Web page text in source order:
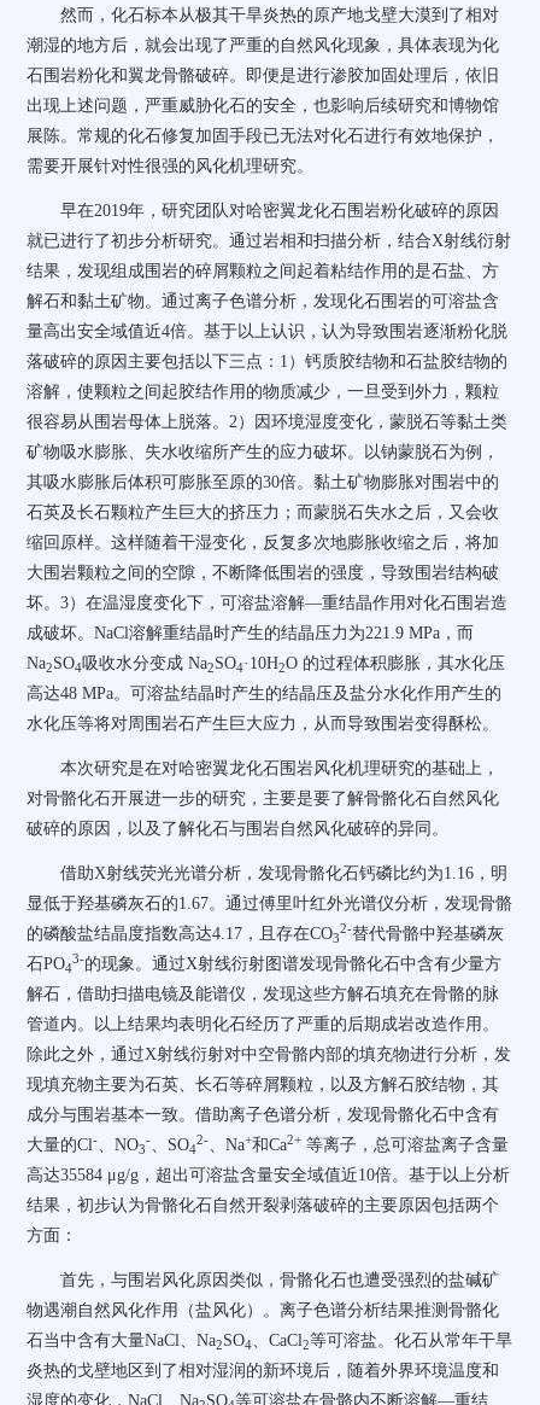
然而，化石标本从极其干旱炎热的原产地戈壁大漠到了相对
潮湿的地方后，就会出现了严重的自然风化现象，具体表现为化
石围岩粉化和翼龙骨骼破碎。即便是进行渗胶加固处理后，依旧
出现上述问题，严重威胁化石的安全，也影响后续研究和博物馆
展陈。常规的化石修复加固手段已无法对化石进行有效地保护，
需要开展针对性很强的风化机理研究。
早在2019年，研究团队对哈密翼龙化石围岩粉化破碎的原因
就已进行了初步分析研究。通过岩相和扫描分析，结合X射线衍射
结果，发现组成围岩的碎屑颗粒之间起着粘结作用的是石盐、方
解石和黏土矿物。通过离子色谱分析，发现化石围岩的可溶盐含
量高出安全域值近4倍。基于以上认识，认为导致围岩逐渐粉化脱
落破碎的原因主要包括以下三点： 1 ）钙质胶结物和石盐胶结物的
溶解，使颗粒之间起胶结作用的物质减少，一旦受到外力，颗粒
很容易从围岩母体上脱落。2）因环境湿度变化，蒙脱石等黏土类
矿物吸水膨胀、失水收缩所产生的应力破坏。以钠蒙脱石为例，
其吸水膨胀后体积可膨胀至原的30倍。黏土矿物膨胀对围岩中的
石英及长石颗粒产生巨大的挤压力；而蒙脱石失水之后，又会收
缩回原样。这样随着干湿变化，反复多次地膨胀收缩之后，将加
大围岩颗粒之间的空隙，不断降低围岩的强度，导致围岩结构破
坏。3）在温湿度变化下，可溶盐溶解—重结晶作用对化石围岩造
成破坏。NaCl溶解重结晶时产生的结晶压力为221.9 MPa ，而
Na2SO4吸收水分变成 Na2SO4·10H2O 的过程体积膨胀，其水化压
高达48 MPa。可溶盐结晶时产生的结晶压及盐分水化作用产生的
水化压等将对周围岩石产生巨大应力，从而导致围岩变得酥松。
本次研究是在对哈密翼龙化石围岩风化机理研究的基础上，
对骨骼化石开展进一步的研究，主要是要了解骨骼化石自然风化
破碎的原因，以及了解化石与围岩自然风化破碎的异同。
借助X射线荧光光谱分析，发现骨骼化石钙磷比约为1.16 ，明
显低于羟基磷灰石的1.67。通过傅里叶红外光谱仪分析，发现骨骼
的磷酸盐结晶度指数高达4.17 ，且存在CO3
2-替代骨骼中羟基磷灰
石PO4
3-的现象。通过X射线衍射图谱发现骨骼化石中含有少量方
解石，借助扫描电镜及能谱仪，发现这些方解石填充在骨骼的脉
管道内。以上结果均表明化石经历了严重的后期成岩改造作用。
除此之外，通过X射线衍射对中空骨骼内部的填充物进行分析，发
现填充物主要为石英、长石等碎屑颗粒，以及方解石胶结物，其
成分与围岩基本一致。借助离子色谱分析，发现骨骼化石中含有
大量的Cl-、NO3
-、 SO4
2-、Na+和Ca2+ 等离子，总可溶盐离子含量
高达35584 μg/g ，超出可溶盐含量安全域值近10倍。基于以上分析
结果，初步认为骨骼化石自然开裂剥落破碎的主要原因包括两个
方面：
首先，与围岩风化原因类似，骨骼化石也遭受强烈的盐碱矿
物遇潮自然风化作用（盐风化）。离子色谱分析结果推测骨骼化
石当中含有大量NaCl、Na2SO4、CaCl2等可溶盐。化石从常年干旱
炎热的戈壁地区到了相对湿润的新环境后，随着外界环境温度和
湿度的变化，NaCl 、Na SO 等可溶盐在骨骼内不断溶解—重结